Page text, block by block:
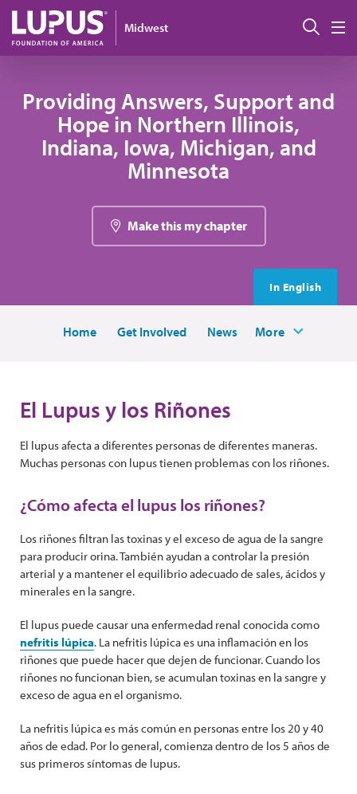
Pasar al contenido principal
Midwest
Providing Answers, Support and
Hope in Northern Illinois,
Indiana, Iowa, Michigan, and
Minnesota
Make this my chapter
In English
Home Get Involved News More
El Lupus y los Riñones
El lupus afecta a diferentes personas de diferentes maneras.
Muchas personas con lupus tienen problemas con los riñones.
¿Cómo afecta el lupus los riñones?
Los riñones filtran las toxinas y el exceso de agua de la sangre
para producir orina. También ayudan a controlar la presión
arterial y a mantener el equilibrio adecuado de sales, ácidos y
minerales en la sangre.
El lupus puede causar una enfermedad renal conocida como
nefritis lúpica. La nefritis lúpica es una inflamación en los
riñones que puede hacer que dejen de funcionar. Cuando los
riñones no funcionan bien, se acumulan toxinas en la sangre y
exceso de agua en el organismo.
La nefritis lúpica es más común en personas entre los 20 y 40
años de edad. Por lo general, comienza dentro de los 5 años de
sus primeros síntomas de lupus.